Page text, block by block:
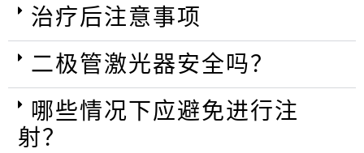
治疗后注意事项
二极管激光器安全吗？
哪些情况下应避免进行注
射？